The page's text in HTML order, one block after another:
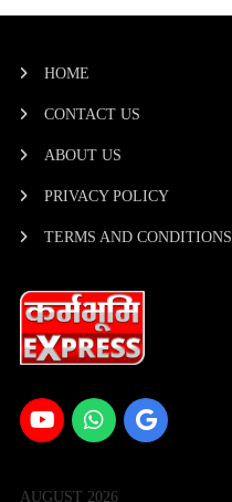
HOME
CONTACT US
ABOUT US
PRIVACY POLICY
TERMS AND CONDITIONS
AUGUST 2026